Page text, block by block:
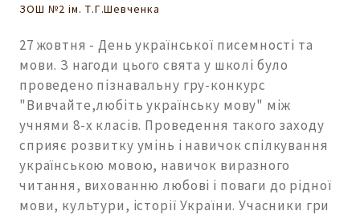
ЗОШ №2 ім. Т.Г.Шевченка
27 жовтня - День української писемності та
мови. З нагоди цього свята у школі було
проведено пізнавальну гру-конкурс
"Вивчайте,любіть українську мову" між
учнями 8-х класів. Проведення такого заходу
сприяє розвитку умінь і навичок спілкування
українською мовою, навичок виразного
читання, вихованню любові і поваги до рідної
мови, культури, історії України. Учасники гри